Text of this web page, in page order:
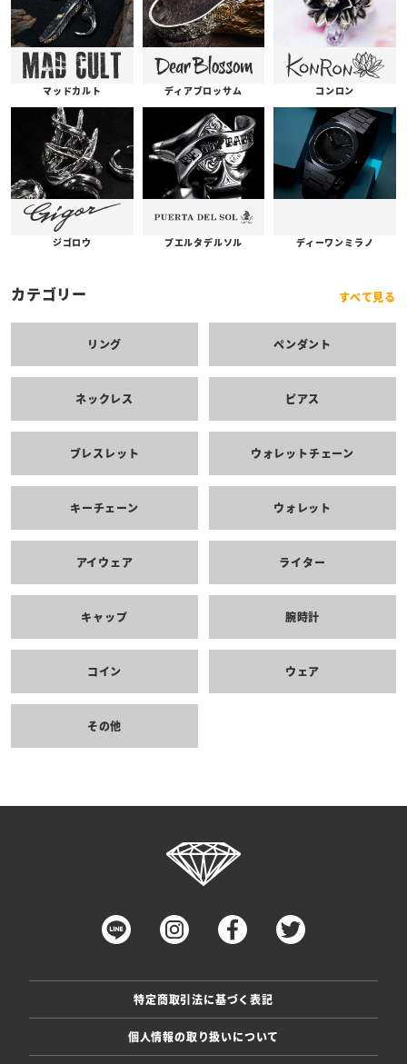
マッドカルト ディアブロッサム コンロン
ジゴロウ プエルタデルソル ディーワンミラノ
カテゴリー すべて見る
リング ペンダント
ネックレス ピアス
ブレスレット ウォレットチェーン
キーチェーン ウォレット
アイウェア ライター
キャップ 腕時計
コイン ウェア
その他
特定商取引法に基づく表記
個人情報の取り扱いについて